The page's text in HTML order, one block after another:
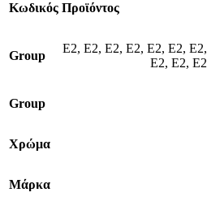
Κωδικός Προϊόντος
Group
E2, E2, E2, E2, E2, E2, E2,
E2, E2, E2
Group
Χρώμα
Μάρκα